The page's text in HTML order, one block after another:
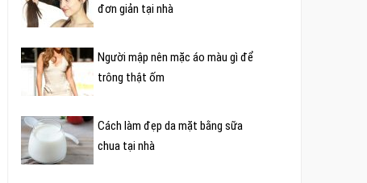
đơn giản tại nhà
Người mập nên mặc áo màu gì để
trông thật ốm
Cách làm đẹp da mặt bằng sữa
chua tại nhà